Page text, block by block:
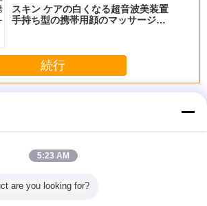
is smooth, and finding that sweet spot
the difference. No more eye strain
スキン ケアの白くなる超音波美装置
手持ち型の携帯用顔のマッサージャ
続行
8 インチのタッチ
画面が付いている
5:23 AM
are you looking for?